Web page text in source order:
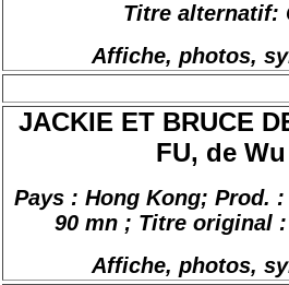
Titre alternatif:
Affiche, photos,
JACKIE ET BRUCE
FU, de
Pays : Hong Kong; Prod.
90 mn; Titreoriginal :
Affiche, photos,